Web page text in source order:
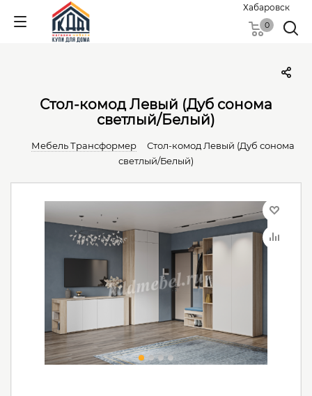
Хабаровск
0
Стол-комод Левый (Дуб сонома
светлый/Белый)
Мебель Трансформер
Стол-комод Левый (Дуб сонома
светлый/Белый)